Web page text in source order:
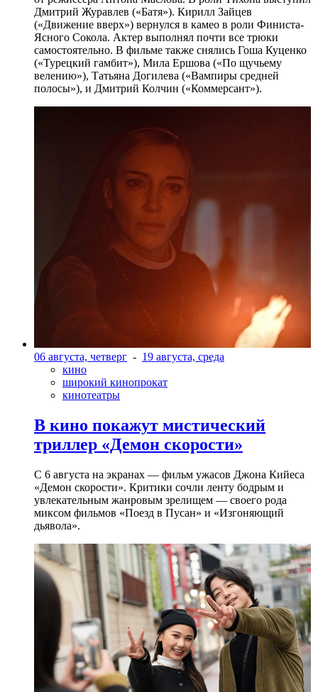
Дмитрий Журавлев («Батя»). Кирилл Зайцев
(«Движение вверх») вернулся в камео в роли Финиста-
Ясного Сокола. Актер выполнял почти все трюки
самостоятельно. В фильме также снялись Гоша Куценко
(«Турецкий гамбит»), Мила Ершова («По щучьему
велению»), Татьяна Догилева («Вампиры средней
полосы»), и Дмитрий Колчин («Коммерсант»).
06 августа, четверг - 19 августа, среда
кино
широкий кинопрокат
кинотеатры
В кино покажут мистический
триллер «Демон скорости»
С 6 августа на экранах — фильм ужасов Джона Кийеса
«Демон скорости». Критики сочли ленту бодрым и
увлекательным жанровым зрелищeм — своего рода
миксом фильмов «Поезд в Пусан» и «Изгоняющий
дьявола».